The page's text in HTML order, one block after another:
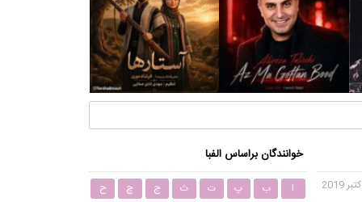
خوانندگان براساس الفبا
ا ب پ ت ث ج چ
ح